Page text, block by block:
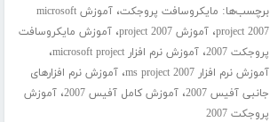
برچسب‌ها: مایکروسافت پروجکت،
آموزش microsoft
project 2007،آموزش project 2007 ،آموزش مایکروسافت
پروجکت 2007
،آموزش نرم افزار microsoft project ،
آموزش نرم افزار ms project 2007 ،آموزش نرم افزارهای
جانبی آفیس 2007
،آموزش کامل آفیس 2007 ،آموزش
پروجکت 2007